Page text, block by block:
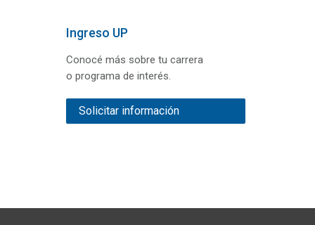
Ingreso UP
Conocé más sobre tu carrera
o programa de interés.
Solicitar información